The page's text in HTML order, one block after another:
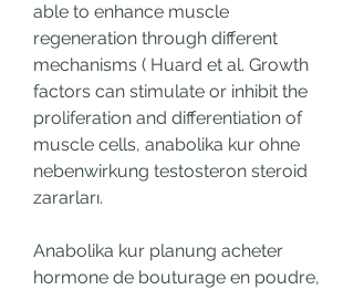
able to enhance muscle
regeneration through different
mechanisms ( Huard et al. Growth
factors can stimulate or inhibit the
proliferation and differentiation of
muscle cells, anabolika kur ohne
nebenwirkung testosteron steroid
zararları.
Anabolika kur planung acheter
hormone de bouturage en poudre,